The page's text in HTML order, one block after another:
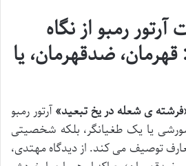
رمبو از نگاه
ضدقهرمان، یا
ی شعله در یخ تبعید»آرتور رمبو
یا یک طغیانگر، بلکه شخصیتی
توصیف می کند. از دیدگاه مهتدی،